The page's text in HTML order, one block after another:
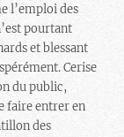
l’emploi des
pourtant
et blessant
Cerise
du public,
faire entrer en
des